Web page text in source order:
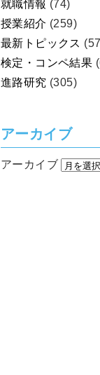
就職情報 (74)
授業紹介 (259)
最新トピックス
検定・コンペ結果
進路研究 (305)
アーカイブ
アーカイブ